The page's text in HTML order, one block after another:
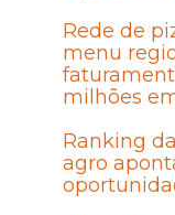
Rede de
menu
milhões
Ranking
agro